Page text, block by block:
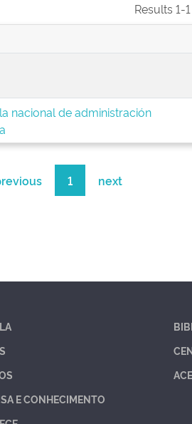
Results 1-
nacional de administración
1 next
E CONHECIMENTO